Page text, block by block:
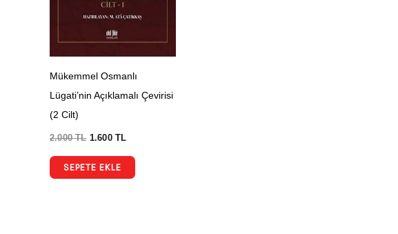
Mükemmel Osmanlı
Lügati’nin Açıklamalı Çevirisi
(2 Cilt)
2.000TL 1.600TL
SEPETE EKLE